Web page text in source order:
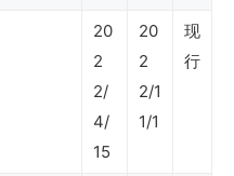
20
2
2/
4/
15
20
2
2/1
1/1
现
行